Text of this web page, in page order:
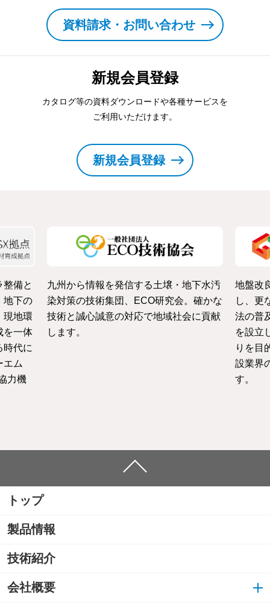
資料請求・お問い合わせ
新規会員登録
カタログ等の資料ダウンロードや各種サービスを
ご利用いただけます。
新規会員登録
備と
地下の
現地環
を一体
時代に
エム
力機
九州から情報を発信する土壌・地下水汚
染対策の技術集団、ECO研究会。確かな
技術と誠心誠意の対応で地域社会に貢献
します。
地盤改
し、更
法の普
を設立
りを目
設業界
す。
トップ
製品情報
技術紹介
会社概要